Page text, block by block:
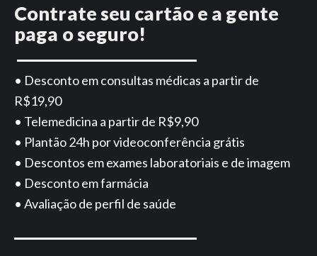
Contrate seu cartão e a gente
paga o seguro!
• Desconto em consultas médicas a partir de
R$19,90
• Telemedicina a partir de R$9,90
• Plantão 24h por videoconferência grátis
• Descontos em exames laboratoriais e de imagem
• Desconto em farmácia
• Avaliação de perfil de saúde